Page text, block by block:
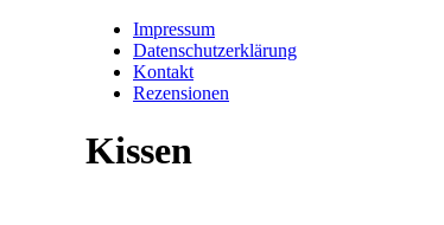
Impressum
Datenschutzerklärung
Kontakt
Rezensionen
Kissen